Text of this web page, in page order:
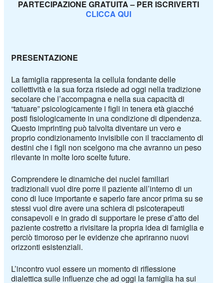
PARTECIPAZIONE GRATUITA – PER ISCRIVERTI
CLICCA QUI
PRESENTAZIONE
La famiglia rappresenta la cellula fondante delle
collettività e la sua forza risiede ad oggi nella tradizione
secolare che l’accompagna e nella sua capacità di
“tatuare” psicologicamente i figli in tenera età giacché
posti fisiologicamente in una condizione di dipendenza.
Questo imprinting può talvolta diventare un vero e
proprio condizionamento invisibile con il tracciamento di
destini che i figli non scelgono ma che avranno un peso
rilevante in molte loro scelte future.
Comprendere le dinamiche dei nuclei familiari
tradizionali vuol dire porre il paziente all’interno di un
cono di luce importante e saperlo fare ancor prima su se
stessi vuol dire avere una schiera di psicoterapeuti
consapevoli e in grado di supportare le prese d’atto del
paziente costretto a rivisitare la propria idea di famiglia e
perciò timoroso per le evidenze che apriranno nuovi
orizzonti esistenziali.
L’incontro vuol essere un momento di riflessione
dialettica sulle influenze che ad oggi la famiglia ha sui